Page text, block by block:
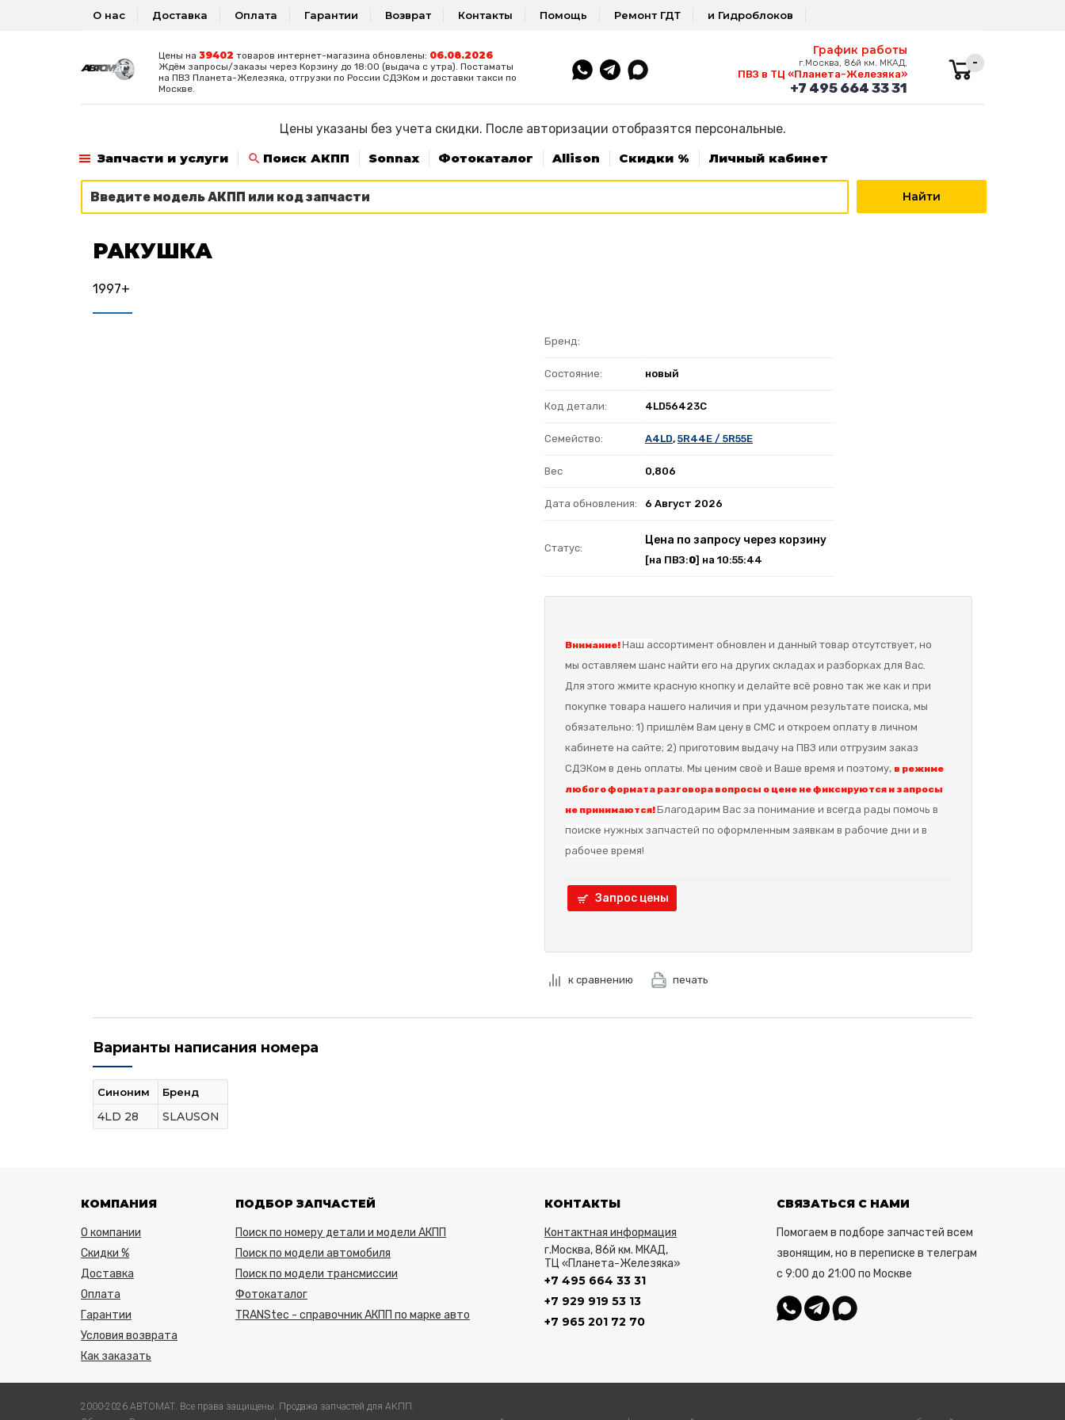
О нас Доставка Оплата Гарантии Возврат Контакты Помощь Ремонт ГДТ и Гидроблоков
Цены на 39402 товаров интернет-магазина обновлены: 06.08.2026
Ждём запросы/заказы через Корзину до 18:00 (выдача с утра). Постаматы
на ПВЗ Планета-Железяка, отгрузки по России СДЭКом и доставки такси по
Москве.
График работы
г.Москва, 86й км. МКАД,
ПВЗ в ТЦ «Планета-Железяка»
+7 495 664 33 31
-
Цены указаны без учета скидки. После авторизации отобразятся персональные.
Запчасти и услуги
Поиск АКПП Sonnax Фотокаталог Allison Скидки % Личный кабинет
РАКУШКА
1997+
Бренд:
Состояние: новый
Код детали: 4LD56423C
Семейство: A4LD, 5R44E / 5R55E
Вес 0,806
Дата обновления: 6 Август 2026
Статус:
Цена по запросу через корзину
[на ПВЗ:0] на 10:55:44
Внимание!Наш ассортимент обновлен и данный товар отсутствует, но
мы оставляем шанс найти его на других складах и разборках для Вас.
Для этого жмите красную кнопку и делайте всё ровно так же как и при
покупке товара нашего наличия и при удачном результате поиска, мы
обязательно: 1) пришлём Вам цену в СМС и откроем оплату в личном
кабинете на сайте; 2) приготовим выдачу на ПВЗ или отгрузим заказ
СДЭКом в день оплаты. Мы ценим своё и Ваше время и поэтому, в режиме
любого формата разговора вопросы о цене не фиксируются и запросы
не принимаются!Благодарим Вас за понимание и всегда рады помочь в
поиске нужных запчастей по оформленным заявкам в рабочие дни и в
рабочее время!
Запрос цены
к сравнению печать
Варианты написания номера
Синоним Бренд
4LD 28 SLAUSON
КОМПАНИЯ
О компании
Скидки %
Доставка
Оплата
Гарантии
Условия возврата
Как заказать
ПОДБОР ЗАПЧАСТЕЙ
Поиск по номеру детали и модели АКПП
Поиск по модели автомобиля
Поиск по модели трансмиссии
Фотокаталог
TRANStec - справочник АКПП по марке авто
КОНТАКТЫ
Контактная информация
г.Москва, 86й км. МКАД,
ТЦ «Планета-Железяка»
+7 495 664 33 31
+7 929 919 53 13
+7 965 201 72 70
СВЯЗАТЬСЯ С НАМИ
Помогаем в подборе запчастей всем
звонящим, но в переписке в телеграм
с 9:00 до 21:00 по Москве
2000-2026 АВТОМАТ. Все права защищены. Продажа запчастей для АКПП.